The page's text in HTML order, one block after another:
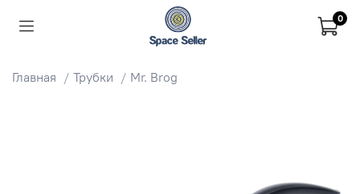
0
Главная Трубки Mr. Brog